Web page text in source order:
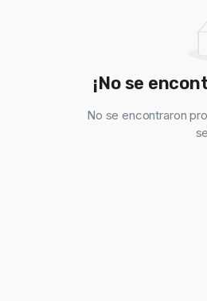
¡No se
No se encontraron